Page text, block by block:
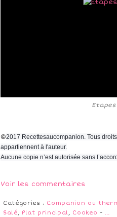
©2017 Recettesaucompanion. Tous
appartiennent à l'auteur.
Aucune copie n’est autorisée sans
Voir les commentaires
Catégories : Companion ou
Salé, Plat principal, Cookeo - …